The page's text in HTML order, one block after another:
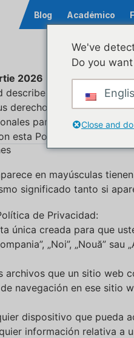
Blog Académico
2026
describe nuestras
derechos de privacidad y
para prestar y
esta Política de Privacidad.
en mayúsculas
significado tanto si
de Privacidad:
única creada para que
„Noi”, „Nouă”
archivos que un sitio web
navegación en ese sitio
dispositivo que pueda
información relativa a
We've
Do you
Close and